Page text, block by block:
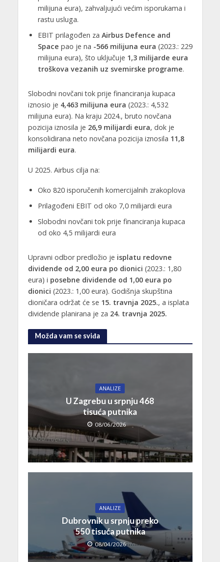
milijuna eura), zahvaljujući većim isporukama i
rastu usluga.
EBIT prilagođen za Airbus Defence and
Space pao je na -566 milijuna eura (2023.: 229
milijuna eura), što uključuje 1,3 milijarde eura
troškova vezanih uz svemirske programe.
Slobodni novčani tok prije financiranja kupaca
iznosio je 4,463 milijuna eura (2023.: 4,532
milijuna eura). Na kraju 2024., bruto novčana
pozicija iznosila je 26,9 milijardi eura, dok je
konsolidirana neto novčana pozicija iznosila 11,8
milijardi eura.
U 2025. Airbus cilja na:
Oko 820 isporučenih komercijalnih zrakoplova
Prilagođeni EBIT od oko 7,0 milijardi eura
Slobodni novčani tok prije financiranja kupaca
od oko 4,5 milijardi eura
Upravni odbor predložio je isplatu redovne
dividende od 2,00 eura po dionici (2023.: 1,80
eura) i posebne dividende od 1,00 eura po
dionici (2023.: 1,00 eura). Godišnja skupština
dioničara održat će se 15. travnja 2025., a isplata
dividende planirana je za 24. travnja 2025.
Možda vam se sviđa
ANALIZE
U Zagrebu u srpnju 468
tisuća putnika
08/06/2026
ANALIZE
Dubrovnik u srpnju preko
550 tisuća putnika
08/04/2026